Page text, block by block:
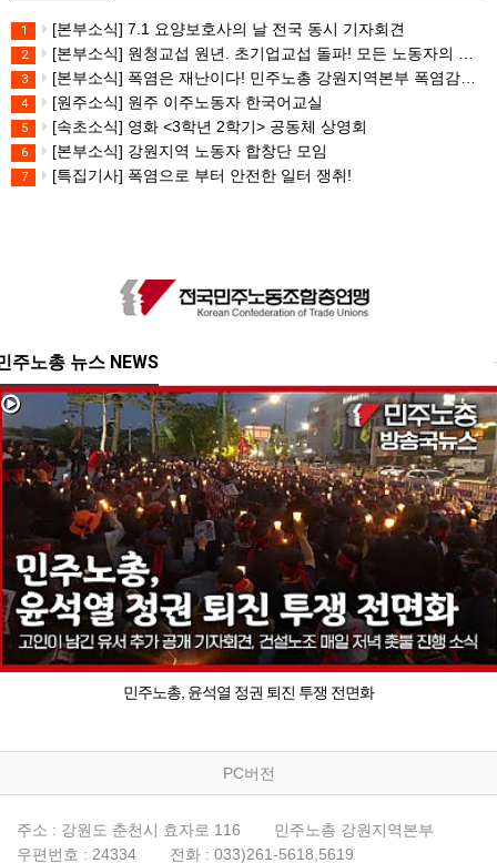
1 [본부소식] 7.1 요양보호사의 날 전국 동시 기자회견
2 [본부소식] 원청교섭 원년. 초기업교섭 돌파! 모든 노동자의 노동기본권 쟁취! 민주노총 7.15 총파업대회
3 [본부소식] 폭염은 재난이다! 민주노총 강원지역본부 폭염감시단 선포 기자회견
4 [원주소식] 원주 이주노동자 한국어교실
5 [속초소식] 영화 <3학년 2학기> 공동체 상영회
6 [본부소식] 강원지역 노동자 합창단 모임
7 [특집기사] 폭염으로 부터 안전한 일터 쟁취!
주노총 뉴스 NEWS
민주노총, 윤석열 정권 퇴진 투쟁 전면화
PC버전
주소 : 강원도 춘천시 효자로 116
민주노총 강원지역본부
우편번호 : 24334
전화 : 033)261-5618,5619